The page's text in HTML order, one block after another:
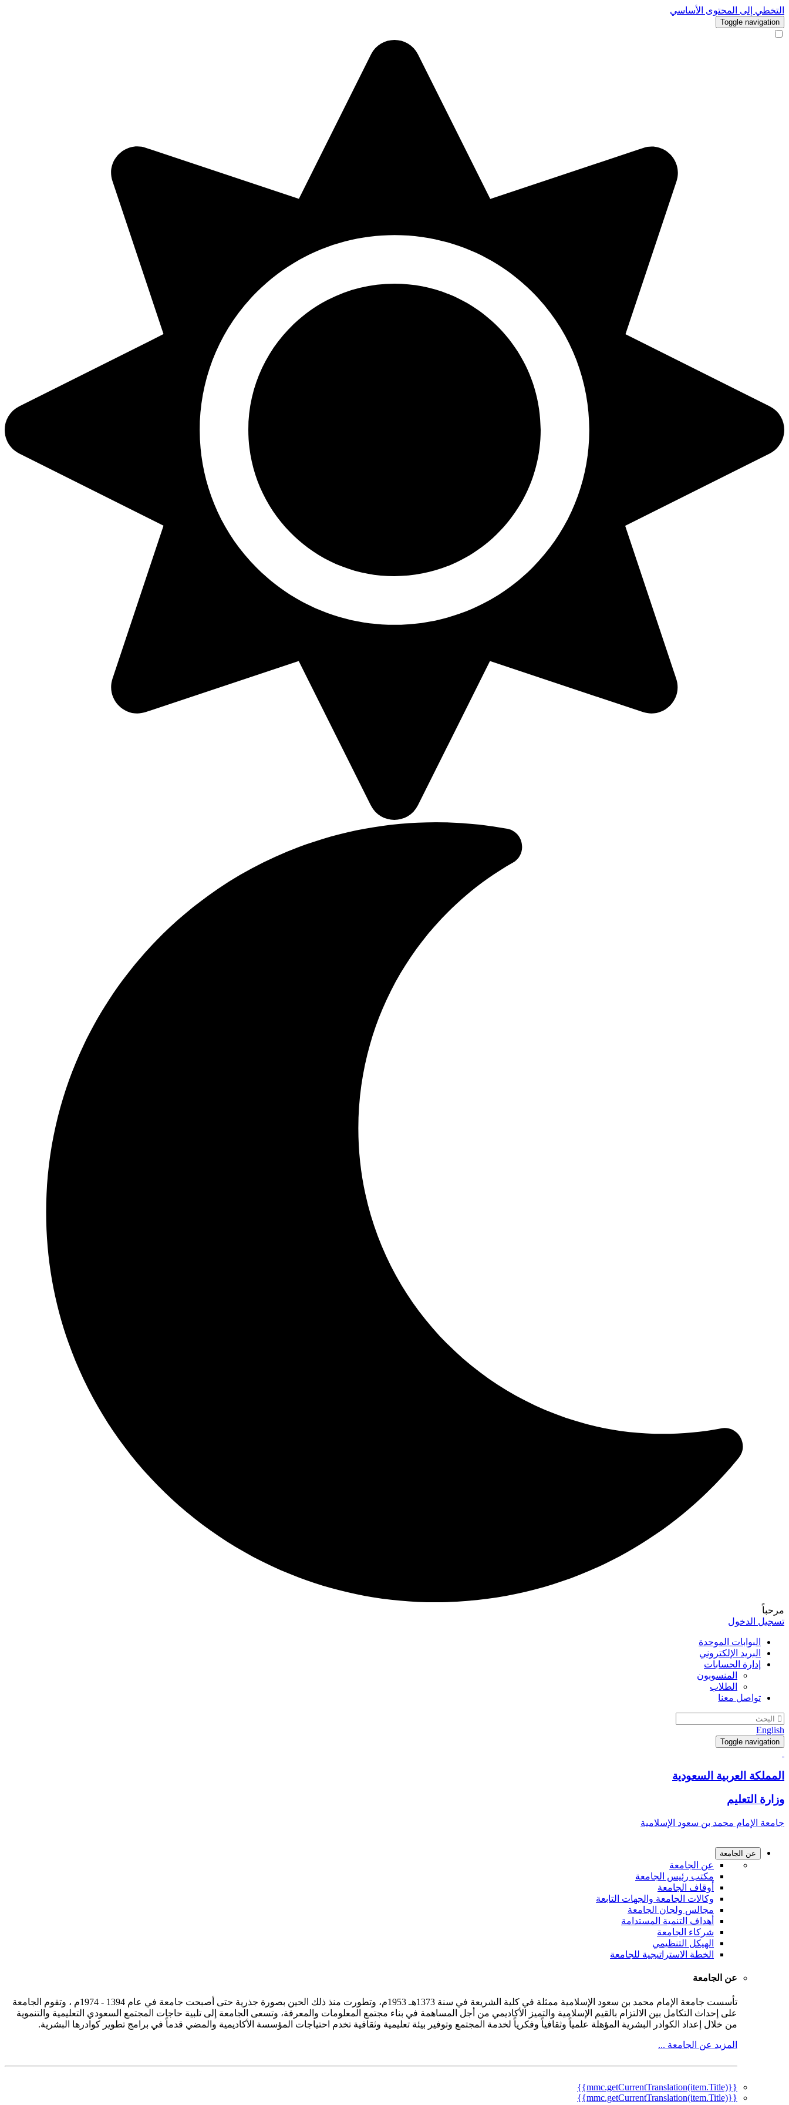
التخطي إلى المحتوى الأساسي
Toggle navigation
مرحباً
تسجيل الدخول
البوابات الموحدة
البريد الإلكتروني
إدارة الحسابات
المنسوبون
الطلاب
تواصل معنا
English
Toggle navigation
المملكة العربية السعودية
وزارة التعليم
جامعة الإمام محمد بن سعود الإسلامية
عن الجامعة
عن الجامعة
مكتب رئيس الجامعة
أوقاف الجامعة
وكالات الجامعة والجهات التابعة
مجالس ولجان الجامعة
أهداف التنمية المستدامة
شركاء الجامعة
الهيكل التنظيمي
الخطة الاستراتيجية للجامعة
عن الجامعة
تأسست جامعة الإمام محمد بن سعود الإسلامية ممثلة في كلية الشريعة في سنة 1373هـ 1953م، وتطورت منذ ذلك الحين بصورة جذرية حتى أصبحت جامعة في عام 1394 - 1974م ، وتقوم الجامعة
على إحداث التكامل بين الالتزام بالقيم الإسلامية والتميز الأكاديمي من أجل المساهمة في بناء مجتمع المعلومات والمعرفة، وتسعى الجامعة إلى تلبية حاجات المجتمع السعودي التعليمية والتنموية
من خلال إعداد الكوادر البشرية المؤهلة علمياً وثقافياً وفكرياً لخدمة المجتمع وتوفير بيئة تعليمية وثقافية تخدم احتياجات المؤسسة الأكاديمية والمضي قدماً في برامج تطوير كوادرها البشرية.
المزيد عن الجامعة ...
{{mmc.getCurrentTranslation(item.Title)}}
{{mmc.getCurrentTranslation(item.Title)}}